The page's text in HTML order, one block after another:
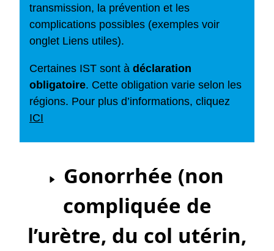
transmission, la prévention et les
complications possibles (exemples voir
onglet Liens utiles).
Certaines IST sont à déclaration
obligatoire. Cette obligation varie selon les
régions. Pour plus d’informations, cliquez
ICI
compliquée de
l’urètre, du col utérin,